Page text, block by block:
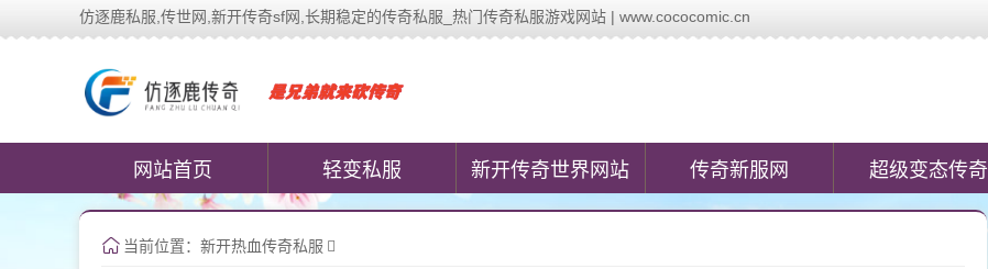
仿逐鹿私服,传世网,新开传奇sf网,长期稳定的传奇私服_热门传奇私服游戏网站 | www.cococomic.cn
网站首页 轻变私服 新开传奇世界网站 传奇新服网 超级变态传奇
当前位置： 新开热血传奇私服